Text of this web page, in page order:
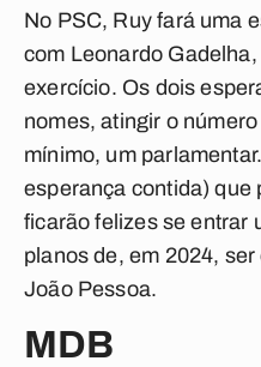
No PSC, Ruy fará uma
com Leonardo
exercício. Os dois
nomes, atingir o
mínimo, um
esperança contida) que
ficarão felizes se entrar
planos de, em 2024,
João Pessoa.
MDB